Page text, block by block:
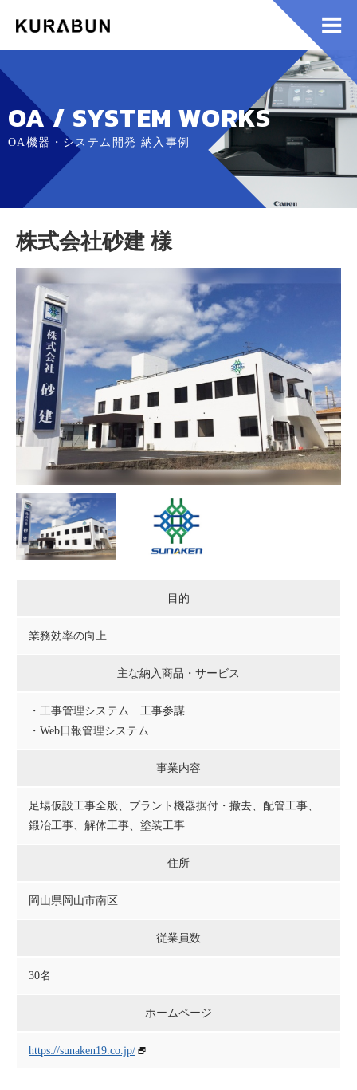
OA / SYSTEM WORKS
OA機器・システム開発 納入事例
株式会社砂建 様
目的
業務効率の向上
主な納入商品・サービス
・工事管理システム 工事参謀
・Web日報管理システム
事業内容
足場仮設工事全般、プラント機器据付・撤去、配管工事、
鍛冶工事、解体工事、塗装工事
住所
岡山県岡山市南区
従業員数
30名
ホームページ
https://sunaken19.co.jp/